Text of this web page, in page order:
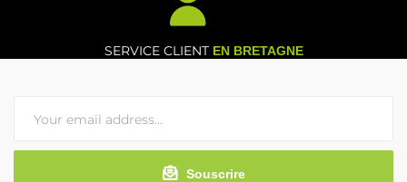
SERVICE CLIENT EN BRETAGNE
Souscrire